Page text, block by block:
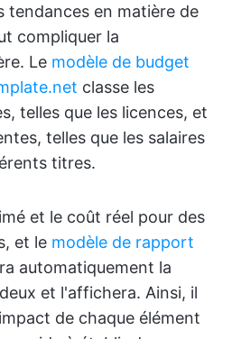
tendances en matière de
compliquer la
Le modèle de budget
classe les
telles que les licences, et
telles que les salaires
titres.
et le coût réel pour des
et le modèle de rapport
automatiquement la
et l'affichera. Ainsi, il
de chaque élément